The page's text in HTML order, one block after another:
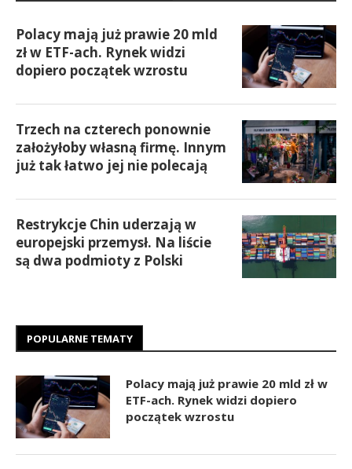
Polacy mają już prawie 20 mld
zł w ETF-ach. Rynek widzi
dopiero początek wzrostu
Trzech na czterech ponownie
założyłoby własną firmę. Innym
już tak łatwo jej nie polecają
Restrykcje Chin uderzają w
europejski przemysł. Na liście
są dwa podmioty z Polski
POPULARNE TEMATY
Polacy mają już prawie 20 mld zł w
ETF-ach. Rynek widzi dopiero
początek wzrostu